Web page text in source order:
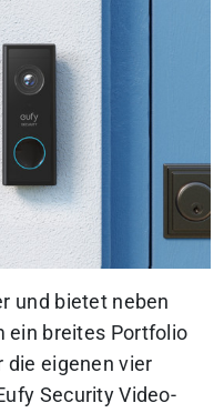
und bietet neben
ein breites Portfolio
die eigenen vier
Security Video-